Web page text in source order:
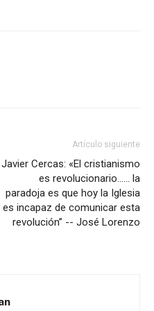
Artículo siguiente
Javier Cercas: «El cristianismo
es revolucionario…… la
paradoja es que hoy la Iglesia
es incapaz de comunicar esta
revolución” -- José Lorenzo